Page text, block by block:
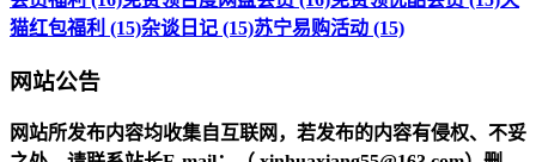
猫红包福利 (15)杂谈日记 (15)苏宁易购活动 (15)
网站公告
网站所发布内容均收集自互联网，若发布的内容有侵权、不妥